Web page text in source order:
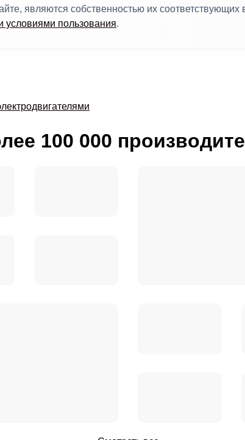
являются собственностью их
условиями пользования.
100 000